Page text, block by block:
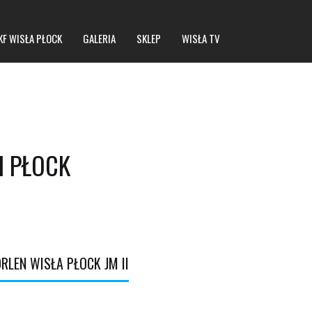
WISŁA PŁOCK GALERIA SKLEP WISŁA TV
WISŁA PŁOCK JM II